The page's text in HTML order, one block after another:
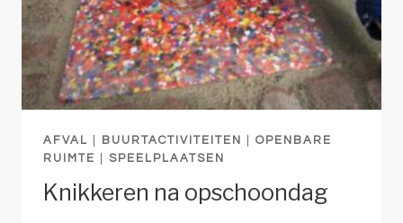
AFVAL BUURTACTIVITEITEN
OPENBARE
RUIMTE
SPEELPLAATSEN
Knikkeren na opschoondag